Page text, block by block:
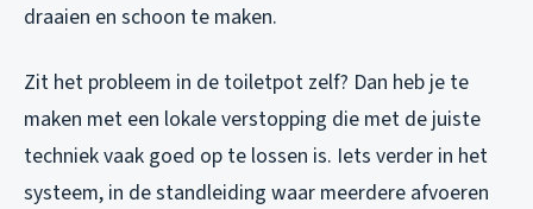
draaien en schoon te maken.
Zit het probleem in de toiletpot zelf? Dan heb je te
maken met een lokale verstopping die met de juiste
techniek vaak goed op te lossen is. Iets verder in het
systeem, in de standleiding waar meerdere afvoeren